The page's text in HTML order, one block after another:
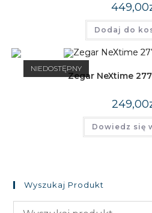
449,00
Dodaj do
NIEDOSTĘPNY
Zegar NeXtime
249,00
Dowiedz się
Wyszukaj Produkt